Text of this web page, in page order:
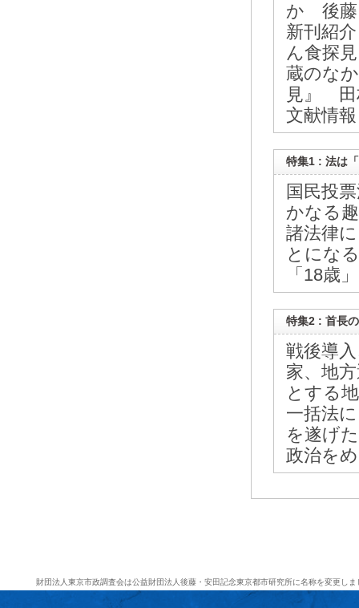
か 後
新刊紹
ん食探
蔵のな
見』
文献情
特集1 : 法は
国民投
かなる
諸法律
とにな
「18歳
特集2 : 首長
戦後導
家、地
とする
一括法
を遂げ
政治を
財団法人東京市政調査会は公益財団法人後藤・安田記念東京都市研究所に名称を変更しま